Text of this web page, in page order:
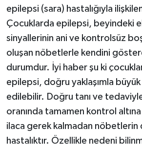
epilepsi (sara) hastalığıyla
Çocuklarda epilepsi, beyindeki
sinyallerinin ani ve kontrolsüz
oluşan nöbetlerle kendini
durumdur. İyi haber şu ki
epilepsi, doğru yaklaşımla
edilebilir. Doğru tanı ve
oranında tamamen kontrol
ilaca gerek kalmadan
hastalıktır. Özellikle nedeni